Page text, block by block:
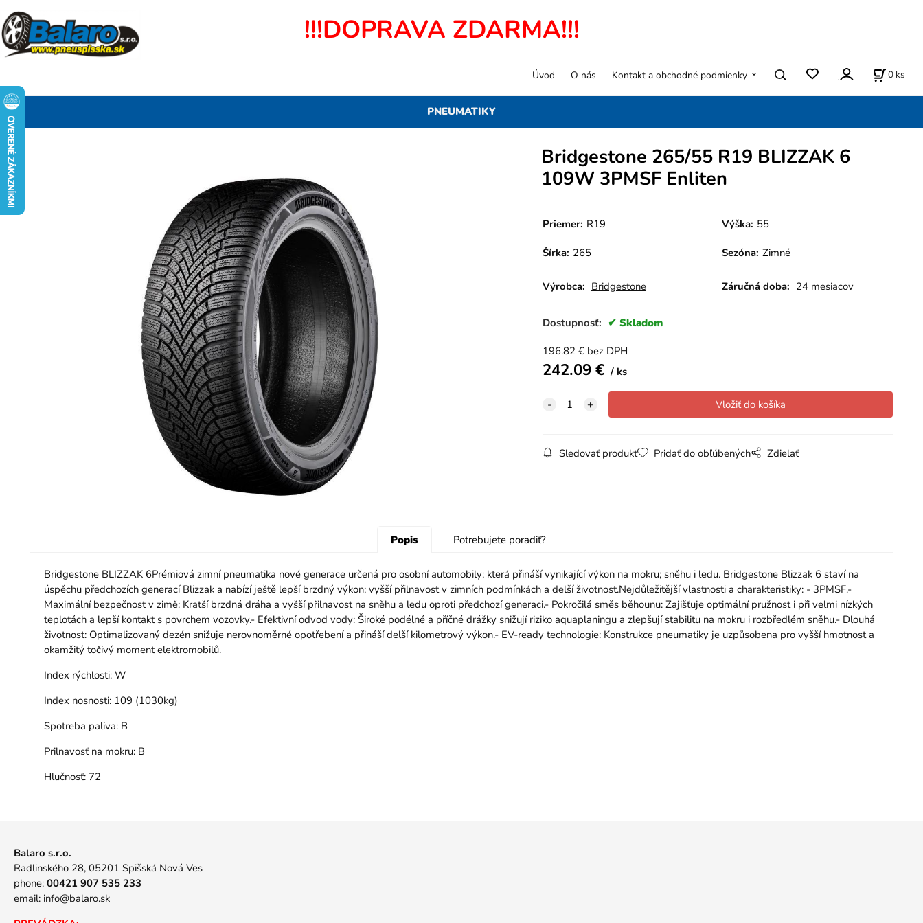
!!!DOPRAVA ZDARMA!!!
PNEUMATIKY
Úvod O nás Kontakt a obchodné podmienky 0 ks
Bridgestone 265/55 R19 BLIZZAK 6
109W 3PMSF Enliten
Priemer: R19 Výška: 55
Šírka: 265 Sezóna: Zimné
Výrobca: Bridgestone Záručná doba: 24 mesiacov
Dostupnosť: Skladom
196.82 € bez DPH
242.09€ ks
Sledovať produkt Pridať do obľúbených Zdielať
Popis Potrebujete poradiť?
Bridgestone BLIZZAK 6Prémiová zimní pneumatika nové generace určená pro osobní automobily; která přináší vynikající výkon na mokru; sněhu i ledu. Bridgestone Blizzak 6 staví na
úspěchu předchozích generací Blizzak a nabízí ještě lepší brzdný výkon; vyšší přilnavost v zimních podmínkách a delší životnost.Nejdůležitější vlastnosti a charakteristiky: - 3PMSF.-
Maximální bezpečnost v zimě: Kratší brzdná dráha a vyšší přilnavost na sněhu a ledu oproti předchozí generaci.- Pokročilá směs běhounu: Zajišťuje optimální pružnost i při velmi nízkých
teplotách a lepší kontakt s povrchem vozovky.- Efektivní odvod vody: Široké podélné a příčné drážky snižují riziko aquaplaningu a zlepšují stabilitu na mokru i rozbředlém sněhu.- Dlouhá
životnost: Optimalizovaný dezén snižuje nerovnoměrné opotřebení a přináší delší kilometrový výkon.- EV-ready technologie: Konstrukce pneumatiky je uzpůsobena pro vyšší hmotnost a
okamžitý točivý moment elektromobilů.
Index rýchlosti:W
Index nosnosti:109 (1030kg)
Spotreba paliva:B
Priľnavosť na mokru:B
Hlučnosť:72
Balaro s.r.o.
Radlinského 28, 05201 Spišská Nová Ves
phone: 00421 907 535 233
email: info@balaro.sk